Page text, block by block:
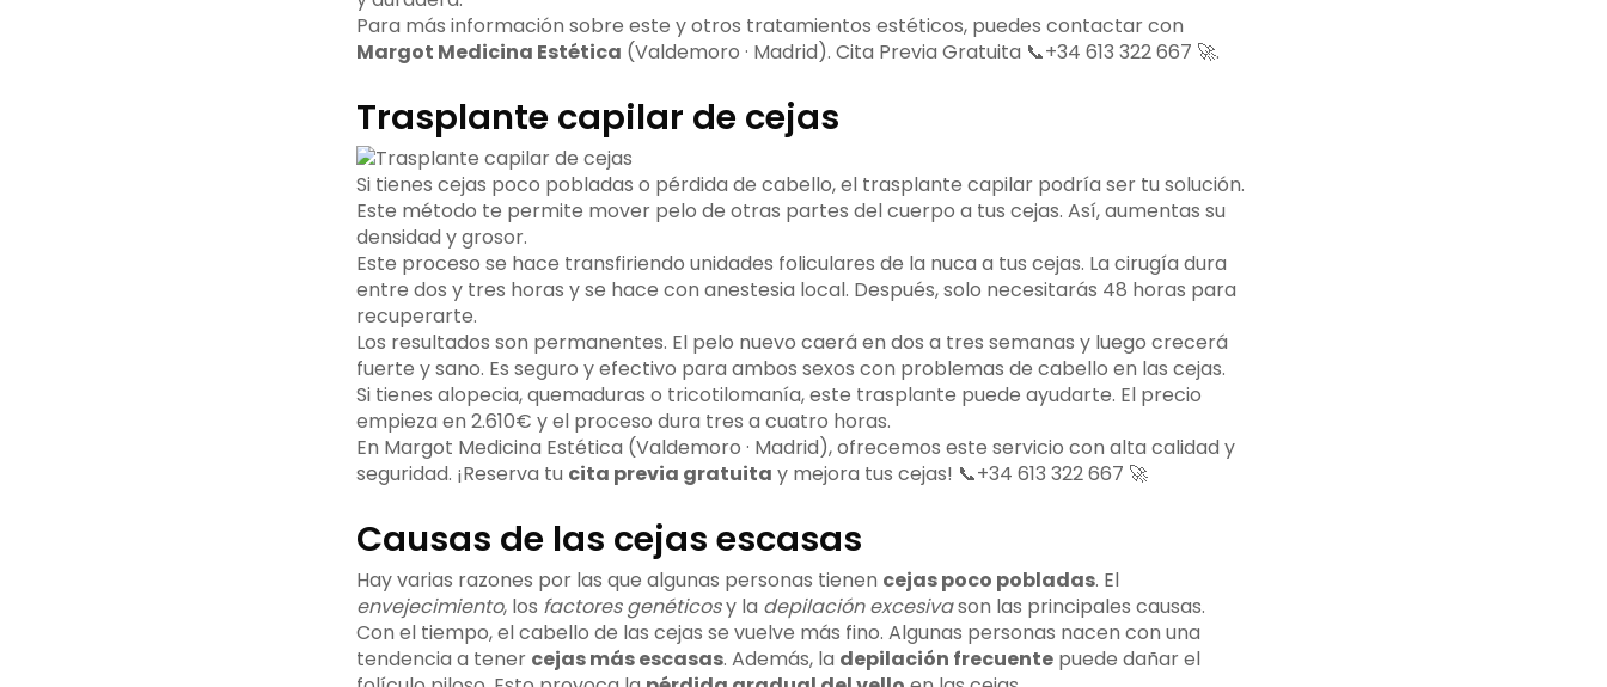
Para más información sobre este y otros tratamientos estéticos, puedes contactar con
Margot Medicina Estética (Valdemoro · Madrid). Cita Previa Gratuita 📞+34 613 322 667 🚀.
Trasplante capilar de cejas
Si tienes cejas poco pobladas o pérdida de cabello, el trasplante capilar podría ser tu solución.
Este método te permite mover pelo de otras partes del cuerpo a tus cejas. Así, aumentas su
densidad y grosor.
Este proceso se hace transfiriendo unidades foliculares de la nuca a tus cejas. La cirugía dura
entre dos y tres horas y se hace con anestesia local. Después, solo necesitarás 48 horas para
recuperarte.
Los resultados son permanentes. El pelo nuevo caerá en dos a tres semanas y luego crecerá
fuerte y sano. Es seguro y efectivo para ambos sexos con problemas de cabello en las cejas.
Si tienes alopecia, quemaduras o tricotilomanía, este trasplante puede ayudarte. El precio
empieza en 2.610€ y el proceso dura tres a cuatro horas.
En Margot Medicina Estética (Valdemoro · Madrid), ofrecemos este servicio con alta calidad y
seguridad. ¡Reserva tu cita previa gratuita y mejora tus cejas! 📞+34 613 322 667 🚀
Causas de las cejas escasas
Hay varias razones por las que algunas personas tienen cejas poco pobladas. El
envejecimiento, los factores genéticosy la depilación excesivason las principales causas.
Con el tiempo, el cabello de las cejas se vuelve más fino. Algunas personas nacen con una
tendencia a tener cejas más escasas. Además, la depilación frecuentepuede dañar el